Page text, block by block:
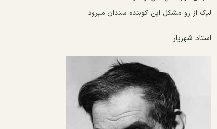
ﻟﯿﮏ ﺍﺯ ﺭﻭ ﻣﺸﮑﻞ ﺍﯾﻦ ﮐﻮﺑﻨﺪﻩ ﺳﻨﺪﺍﻥ ﻣﯿﺮﻭﺩ
استاد شهریار